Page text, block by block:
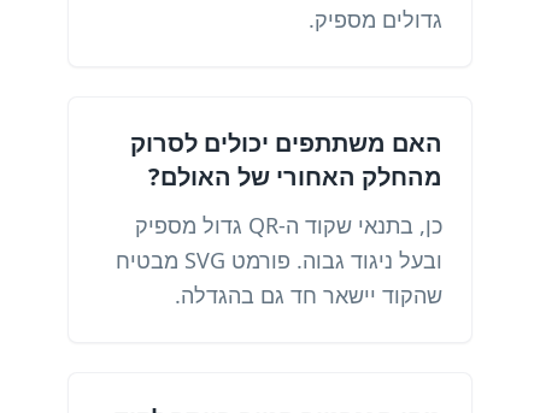
גדולים מספיק.
האם משתתפים יכולים לסרוק
מהחלק האחורי של האולם?
כן, בתנאי שקוד ה-QR גדול מספיק
ובעל ניגוד גבוה. פורמט SVG מבטיח
שהקוד יישאר חד גם בהגדלה.